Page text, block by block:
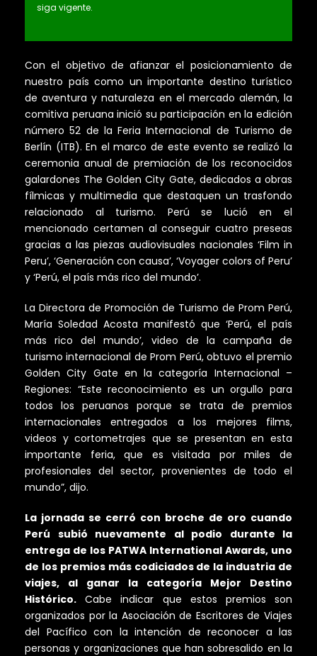
siga vigente.
Con el objetivo de afianzar el posicionamiento de
nuestro país como un importante destino turístico
de aventura y naturaleza en el mercado alemán, la
comitiva peruana inició su participación en la edición
número 52 de la Feria Internacional de Turismo de
Berlín (ITB). En el marco de este evento se realizó la
ceremonia anual de premiación de los reconocidos
galardones The Golden City Gate, dedicados a obras
fílmicas y multimedia que destaquen un trasfondo
relacionado al turismo. Perú se lució en el
mencionado certamen al conseguir cuatro preseas
gracias a las piezas audiovisuales nacionales ‘Film in
Peru’, ‘Generación con causa’, ‘Voyager colors of Peru’
y ‘Perú, el país más rico del mundo’.
La Directora de Promoción de Turismo de Prom Perú,
María Soledad Acosta manifestó que ‘Perú, el país
más rico del mundo’, video de la campaña de
turismo internacional de Prom Perú, obtuvo el premio
Golden City Gate en la categoría Internacional –
Regiones: “Este reconocimiento es un orgullo para
todos los peruanos porque se trata de premios
internacionales entregados a los mejores films,
videos y cortometrajes que se presentan en esta
importante feria, que es visitada por miles de
profesionales del sector, provenientes de todo el
mundo”, dijo.
La jornada se cerró con broche de oro cuando
Perú subió nuevamente al podio durante la
entrega de los PATWA International Awards, uno
de los premios más codiciados de la industria de
viajes, al ganar la categoría Mejor Destino
Histórico. Cabe indicar que estos premios son
organizados por la Asociación de Escritores de Viajes
del Pacífico con la intención de reconocer a las
personas y organizaciones que han sobresalido en la